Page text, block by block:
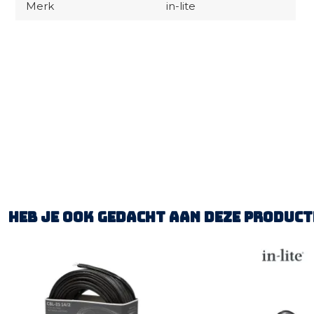
Merk in-lite
Heb je ook gedacht aan deze